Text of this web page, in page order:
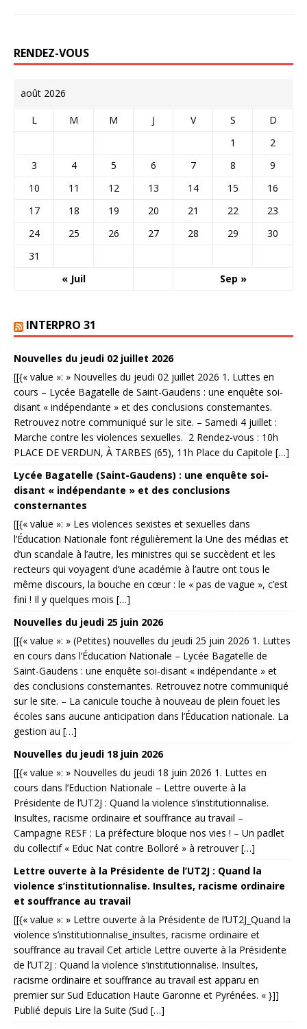
RENDEZ-VOUS
août 2026
L M M J V S
D
1
2
3
4 5 6 7 8
9
10
11 12 13 14 15
16
17
18 19 20 21 22
23
24
25 26 27 28 29
30
31
« Juil
Sep »
INTERPRO 31
Nouvelles du jeudi 02 juillet 2026
[[{« value »: » Nouvelles du jeudi 02 juillet 2026 1. Luttes en
cours – Lycée Bagatelle de Saint-Gaudens : une enquête soi-
disant « indépendante » et des conclusions consternantes.
Retrouvez notre communiqué sur le site. – Samedi 4 juillet :
Marche contre les violences sexuelles. 2 Rendez-vous : 10h
PLACE DE VERDUN, À TARBES (65), 11h Place du Capitole […]
Lycée Bagatelle (Saint-Gaudens) : une enquête soi-
disant « indépendante » et des conclusions
consternantes
[[{« value »: » Les violences sexistes et sexuelles dans
l’Éducation Nationale font régulièrement la Une des médias et
d’un scandale à l’autre, les ministres qui se succèdent et les
recteurs qui voyagent d’une académie à l’autre ont tous le
même discours, la bouche en cœur : le « pas de vague », c’est
fini ! Il y quelques mois […]
Nouvelles du jeudi 25 juin 2026
[[{« value »: » (Petites) nouvelles du jeudi 25 juin 2026 1. Luttes
en cours dans l’Éducation Nationale – Lycée Bagatelle de
Saint-Gaudens : une enquête soi-disant « indépendante » et
des conclusions consternantes. Retrouvez notre communiqué
sur le site. – La canicule touche à nouveau de plein fouet les
écoles sans aucune anticipation dans l’Éducation nationale. La
gestion au […]
Nouvelles du jeudi 18 juin 2026
[[{« value »: » Nouvelles du jeudi 18 juin 2026 1. Luttes en
cours dans l’Eduction Nationale – Lettre ouverte à la
Présidente de l’UT2J : Quand la violence s’institutionnalise.
Insultes, racisme ordinaire et souffrance au travail –
Campagne RESF : La préfecture bloque nos vies ! – Un padlet
du collectif « Educ Nat contre Bolloré » à retrouver […]
Lettre ouverte à la Présidente de l’UT2J : Quand la
violence s’institutionnalise. Insultes, racisme ordinaire
et souffrance au travail
[[{« value »: » Lettre ouverte à la Présidente de l’UT2J_Quand la
violence s’institutionnalise_insultes, racisme ordinaire et
souffrance au travail Cet article Lettre ouverte à la Présidente
de l’UT2J : Quand la violence s’institutionnalise. Insultes,
racisme ordinaire et souffrance au travail est apparu en
premier sur Sud Education Haute Garonne et Pyrénées. « }]]
Publié depuis Lire la Suite (Sud […]